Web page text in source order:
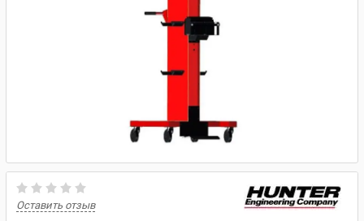
Оставить отзыв